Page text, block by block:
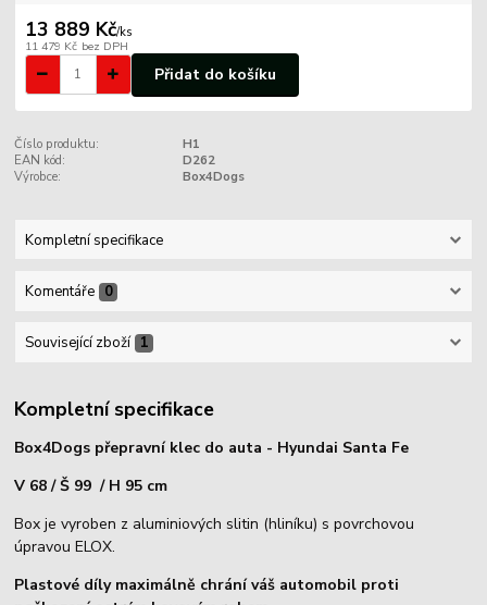
13 889 Kč/ks
11 479 Kč bez DPH
Přidat do košíku
Číslo produktu:
H1
EAN kód:
D262
Výrobce:
Box4Dogs
Kompletní specifikace
Komentáře 0
Související zboží 1
Kompletní specifikace
Box4Dogs přepravní klec do auta - Hyundai Santa Fe
V 68 / Š 99 / H 95 cm
Box je vyroben z aluminiových slitin (hliníku) s povrchovou
úpravou ELOX.
Plastové díly maximálně chrání váš automobil proti